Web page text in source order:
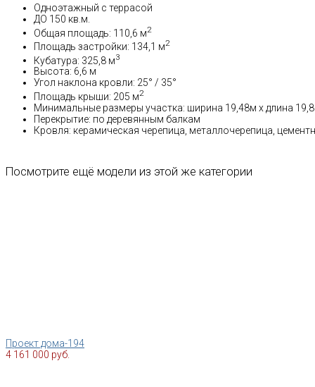
Одноэтажный с террасой
ДО 150 кв.м.
Общая площадь: 110,6 м2
Площадь застройки: 134,1 м2
Кубатура: 325,8 м3
Высота: 6,6 м
Угол наклона кровли: 25° / 35°
Площадь крыши: 205 м2
Минимальные размеры участка: ширина 19,48м x длина
Перекрытие: по деревянным балкам
Кровля: керамическая черепица, металлочерепица,
Посмотрите ещё модели из этой же категории
Проект дома-194
4 161 000 руб.